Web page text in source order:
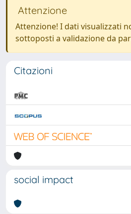
Attenzione
Attenzione! I dati visualizzati
sottoposti a validazione da
Citazioni
social impact